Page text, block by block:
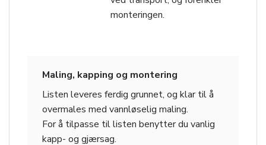
monteringen.
Maling, kapping og montering
Listen leveres ferdig grunnet, og klar til å
overmales med vannløselig maling.
For å tilpasse til listen benytter du vanlig
kapp- og gjærsag.